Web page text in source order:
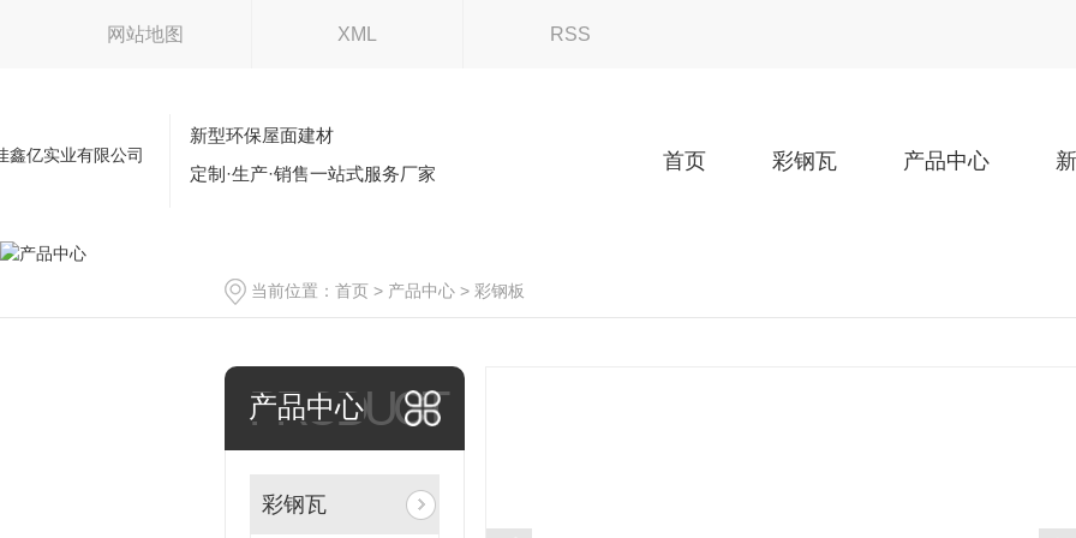
网站地图 XML RSS
新型环保屋面建材
定制·生产·销售一站式服务厂家
首页 彩钢瓦 产品中心
当前位置： 首页 > 产品中心 > 彩钢板
PRODUCT
产品中心
彩钢瓦